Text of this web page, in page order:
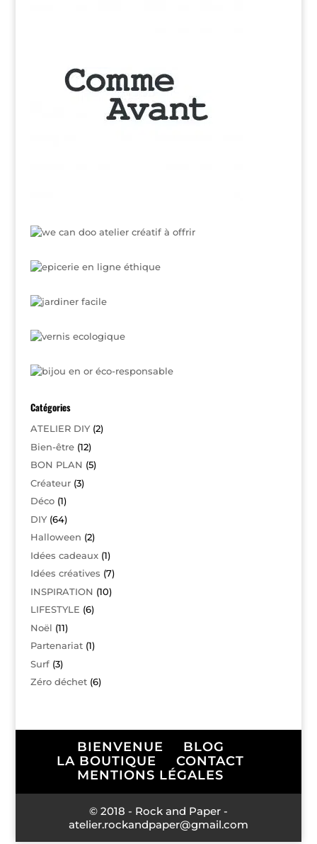
Catégories
ATELIER DIY(2)
Bien-être(12)
BON PLAN (5)
Créateur(3)
Déco(1)
DIY(64)
Halloween (2)
Idées cadeaux(1)
Idées créatives (7)
INSPIRATION (10)
LIFESTYLE (6)
Noël (11)
Partenariat(1)
Surf(3)
Zéro déchet(6)
BIENVENUE
BLOG
LA BOUTIQUE
CONTACT
MENTIONS LÉGALES
© 2018 - Rock and Paper -
atelier.rockandpaper@gmail.com